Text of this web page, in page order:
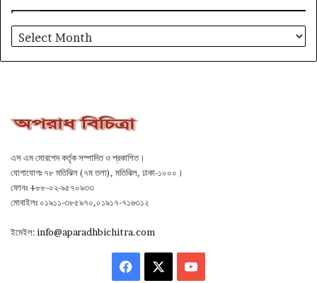
আর্কাইভ
এস এম মোরশেদ কর্তৃক সম্পাদিত ও প্রকাশিত।
যোগাযোগঃ ৭৮ মতিঝিল (৭ম তলা), মতিঝিল, ঢাকা-১০০০।
ফোনঃ +৮৮-০২-৯৫৭০৯৩৩
মোবাইলঃ ০১৯১১-৩৮৫৯৭০,০১৯১৭-৭১৬৩১২
ইমেইল:info@aparadhbichitra.com
Facebook YouTube